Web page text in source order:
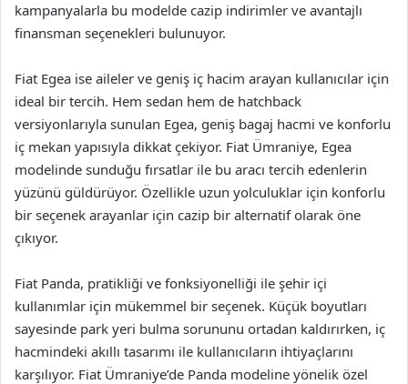
kampanyalarla bu modelde cazip indirimler ve avantajlı
finansman seçenekleri bulunuyor.
Fiat Egea ise aileler ve geniş iç hacim arayan kullanıcılar için
ideal bir tercih. Hem sedan hem de hatchback
versiyonlarıyla sunulan Egea, geniş bagaj hacmi ve konforlu
iç mekan yapısıyla dikkat çekiyor. Fiat Ümraniye, Egea
modelinde sunduğu fırsatlar ile bu aracı tercih edenlerin
yüzünü güldürüyor. Özellikle uzun yolculuklar için konforlu
bir seçenek arayanlar için cazip bir alternatif olarak öne
çıkıyor.
Fiat Panda, pratikliği ve fonksiyonelliği ile şehir içi
kullanımlar için mükemmel bir seçenek. Küçük boyutları
sayesinde park yeri bulma sorununu ortadan kaldırırken, iç
hacmindeki akıllı tasarımı ile kullanıcıların ihtiyaçlarını
karşılıyor. Fiat Ümraniye’de Panda modeline yönelik özel